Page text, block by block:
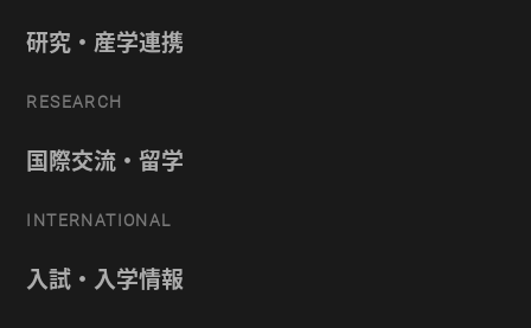
研究・産学連携
RESEARCH
国際交流・留学
INTERNATIONAL
入試・入学情報